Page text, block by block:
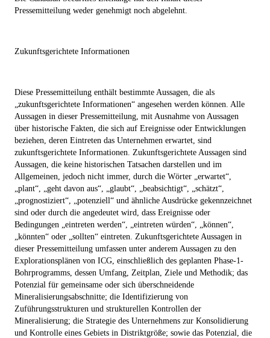
Pressemitteilung weder genehmigt noch abgelehnt.
Zukunftsgerichtete Informationen
Diese Pressemitteilung enthält bestimmte Aussagen, die als
„zukunftsgerichtete Informationen“ angesehen werden können. Alle
Aussagen in dieser Pressemitteilung, mit Ausnahme von Aussagen
über historische Fakten, die sich auf Ereignisse oder Entwicklungen
beziehen, deren Eintreten das Unternehmen erwartet, sind
zukunftsgerichtete Informationen. Zukunftsgerichtete Aussagen sind
Aussagen, die keine historischen Tatsachen darstellen und im
Allgemeinen, jedoch nicht immer, durch die Wörter „erwartet“,
„plant“, „geht davon aus“, „glaubt“, „beabsichtigt“, „schätzt“,
„prognostiziert“, „potenziell“ und ähnliche Ausdrücke gekennzeichnet
sind oder durch die angedeutet wird, dass Ereignisse oder
Bedingungen „eintreten werden“, „eintreten würden“, „können“,
„könnten“ oder „sollten“ eintreten. Zukunftsgerichtete Aussagen in
dieser Pressemitteilung umfassen unter anderem Aussagen zu den
Explorationsplänen von ICG, einschließlich des geplanten Phase-1-
Bohrprogramms, dessen Umfang, Zeitplan, Ziele und Methodik; das
Potenzial für gemeinsame oder sich überschneidende
Mineralisierungsabschnitte; die Identifizierung von
Zuführungsstrukturen und strukturellen Kontrollen der
Mineralisierung; die Strategie des Unternehmens zur Konsolidierung
und Kontrolle eines Gebiets in Distriktgröße; sowie das Potenzial, die